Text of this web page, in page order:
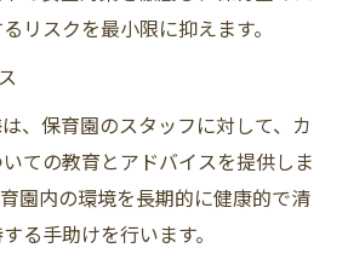
リスクを最小限に抑えます。
、保育園のスタッフに対して、カ
ての教育とアドバイスを提供しま
園内の環境を長期的に健康的で清
る手助けを行います。